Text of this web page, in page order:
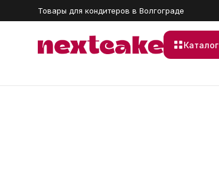
Товары для кондитеров в Волгограде
Каталог